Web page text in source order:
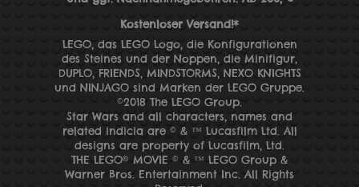
Kostenloser Versand!*
LEGO, das LEGO Logo, die Konfigurationen
des Steines und der Noppen, die Minifigur,
DUPLO, FRIENDS, MINDSTORMS, NEXO KNIGHTS
und NINJAGO sind Marken der LEGO Gruppe.
©2018 The LEGO Group.
Star Wars and all characters, names and
related indicia are © & ™ Lucasfilm Ltd. All
designs are property of Lucasfilm, Ltd.
THE LEGO® MOVIE © & ™ LEGO Group &
Warner Bros. Entertainment Inc. All Rights